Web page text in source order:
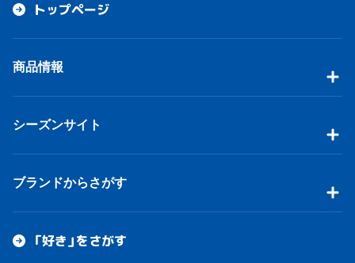
トップページ
商品情報
シーズンサイト
ブランドからさがす
「好き」をさがす